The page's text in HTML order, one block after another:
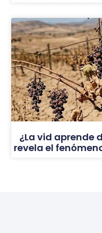
¿La vid aprende
revela el